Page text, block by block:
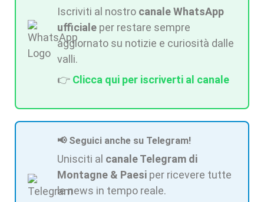
Iscriviti al nostro canale WhatsApp
ufficiale per restare sempre
aggiornato su notizie e curiosità dalle
valli.
👉 Clicca qui per iscriverti al canale
📢 Seguici anche su Telegram!
Unisciti al canale Telegram di
Montagne & Paesi per ricevere tutte
le news in tempo reale.